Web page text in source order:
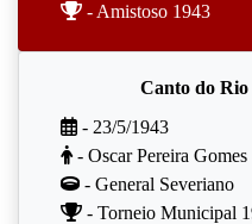
- Amistoso 1943
Canto do Rio
- 23/5/1943
- Oscar Pereira Gomes
- General Severiano
- Torneio Municipal